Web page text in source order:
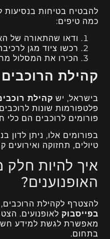
להבטיח בטיחות בנסיעות
כמה טיפים:
ודאו שהתאורה של
רכשו ציוד מגן
הכירו את המסלול
קהילת
בישראל, יש קהילת
פלטפורמות שונות
פורומים לרוכבים הם
בפורומים אלו, ניתן לדון
טיולים, תחזוקה ואירועים
איך להיות
האופנוענים?
להצטרף לקהילת
בפייסבוק לאופנועים.
מאפשרת לגשת למידע
בתחום.